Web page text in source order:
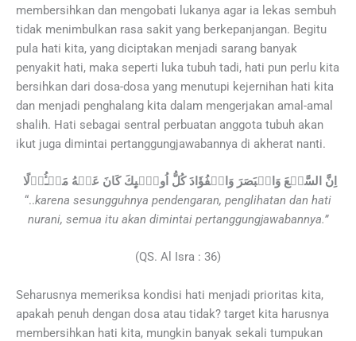
membersihkan dan mengobati lukanya agar ia lekas sembuh
tidak menimbulkan rasa sakit yang berkepanjangan. Begitu
pula hati kita, yang diciptakan menjadi sarang banyak
penyakit hati, maka seperti luka tubuh tadi, hati pun perlu kita
bersihkan dari dosa-dosa yang menutupi kejernihan hati kita
dan menjadi penghalang kita dalam mengerjakan amal-amal
shalih. Hati sebagai sentral perbuatan anggota tubuh akan
ikut juga dimintai pertanggungjawabannya di akherat nanti.
اِنَّ السَّمۡعَ وَالۡبَصَرَ وَالۡفُؤَادَ كُلُّ اُولٰۤٮِٕكَ كَانَ عَنۡهُ مَسۡـُٔوۡلًا‏
“..karena sesungguhnya pendengaran, penglihatan dan hati
nurani, semua itu akan dimintai pertanggungjawabannya.”
(QS. Al Isra : 36)
Seharusnya memeriksa kondisi hati menjadi prioritas kita,
apakah penuh dengan dosa atau tidak? target kita harusnya
membersihkan hati kita, mungkin banyak sekali tumpukan